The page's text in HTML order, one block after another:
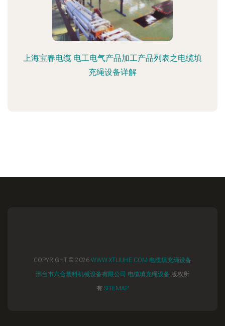
上海宝春电缆 电工电气产品加工产品列表之电缆填
充绳设备详解
COPYRIGHT © 2026 WWW.XTLIUHE.COM 电缆填充绳设备
邢台市六合塑料机械设备有限公司 电缆填充绳设备 版权所
有 SITEMAP